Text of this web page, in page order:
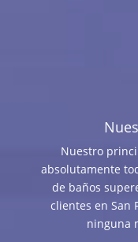
Nuestro
absolutamente
de baños
clientes en San
ninguna